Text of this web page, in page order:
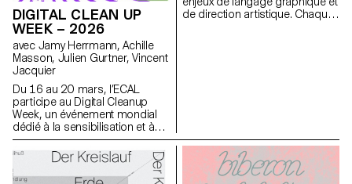
à affiner leur sens de
l’observation et leur capacité à
construire des images à la fois
précises et expressives.
DIGITAL CLEAN UP
WEEK – 2026
avec Jamy Herrmann, Achille
Masson, Julien Gurtner, Vincent
Jacquier
Du 16 au 20 mars, l’ECAL
participe au Digital Cleanup
Week, un événement mondial
dédié à la sensibilisation et à
l’action pour un numérique plus
responsable. Une semaine
pour réparer, recycler, nettoyer
et réfléchir !
de direction artistique. Chaque